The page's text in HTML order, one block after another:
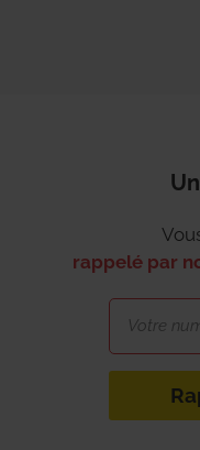
rappelé par